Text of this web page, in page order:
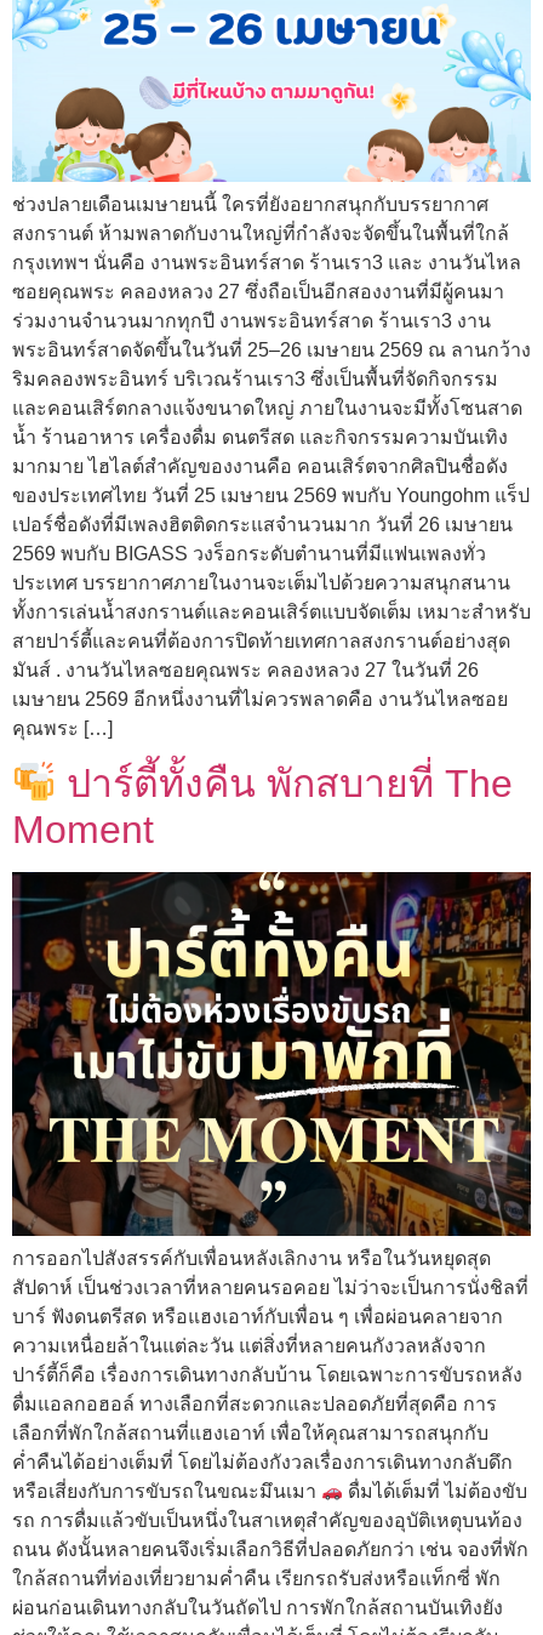
ช่วงปลายเดือนเมษายนนี้ ใครที่ยังอยากสนุกกับบรรยากาศ
สงกรานต์ ห้ามพลาดกับงานใหญ่ที่กำลังจะจัดขึ้นในพื้นที่ใกล้
กรุงเทพฯ นั่นคือ งานพระอินทร์สาด ร้านเรา3 และ งานวันไหล
ซอยคุณพระ คลองหลวง 27 ซึ่งถือเป็นอีกสองงานที่มีผู้คนมา
ร่วมงานจำนวนมากทุกปี งานพระอินทร์สาด ร้านเรา3 งาน
พระอินทร์สาดจัดขึ้นในวันที่ 25–26 เมษายน 2569 ณ ลานกว้าง
ริมคลองพระอินทร์ บริเวณร้านเรา3 ซึ่งเป็นพื้นที่จัดกิจกรรม
และคอนเสิร์ตกลางแจ้งขนาดใหญ่ ภายในงานจะมีทั้งโซนสาด
น้ำ ร้านอาหาร เครื่องดื่ม ดนตรีสด และกิจกรรมความบันเทิง
มากมาย ไฮไลต์สำคัญของงานคือ คอนเสิร์ตจากศิลปินชื่อดัง
ของประเทศไทย วันที่ 25 เมษายน 2569 พบกับ Youngohm แร็ป
เปอร์ชื่อดังที่มีเพลงฮิตติดกระแสจำนวนมาก วันที่ 26 เมษายน
2569 พบกับ BIGASS วงร็อกระดับตำนานที่มีแฟนเพลงทั่ว
ประเทศ บรรยากาศภายในงานจะเต็มไปด้วยความสนุกสนาน
ทั้งการเล่นน้ำสงกรานต์และคอนเสิร์ตแบบจัดเต็ม เหมาะสำหรับ
สายปาร์ตี้และคนที่ต้องการปิดท้ายเทศกาลสงกรานต์อย่างสุด
มันส์ . งานวันไหลซอยคุณพระ คลองหลวง 27 ในวันที่ 26
เมษายน 2569 อีกหนึ่งงานที่ไม่ควรพลาดคือ งานวันไหลซอย
คุณพระ […]
ปาร์ตี้ทั้งคืน พักสบายที่ The
Moment
การออกไปสังสรรค์กับเพื่อนหลังเลิกงาน หรือในวันหยุดสุด
สัปดาห์ เป็นช่วงเวลาที่หลายคนรอคอย ไม่ว่าจะเป็นการนั่งชิลที่
บาร์ ฟังดนตรีสด หรือแฮงเอาท์กับเพื่อน ๆ เพื่อผ่อนคลายจาก
ความเหนื่อยล้าในแต่ละวัน แต่สิ่งที่หลายคนกังวลหลังจาก
ปาร์ตี้ก็คือ เรื่องการเดินทางกลับบ้าน โดยเฉพาะการขับรถหลัง
ดื่มแอลกอฮอล์ ทางเลือกที่สะดวกและปลอดภัยที่สุดคือ การ
เลือกที่พักใกล้สถานที่แฮงเอาท์ เพื่อให้คุณสามารถสนุกกับ
ค่ำคืนได้อย่างเต็มที่ โดยไม่ต้องกังวลเรื่องการเดินทางกลับดึก
หรือเสี่ยงกับการขับรถในขณะมึนเมา
ดื่มได้เต็มที่ ไม่ต้องขับ
รถ การดื่มแล้วขับเป็นหนึ่งในสาเหตุสำคัญของอุบัติเหตุบนท้อง
ถนน ดังนั้นหลายคนจึงเริ่มเลือกวิธีที่ปลอดภัยกว่า เช่น จองที่พัก
ใกล้สถานที่ท่องเที่ยวยามค่ำคืน เรียกรถรับส่งหรือแท็กซี่ พัก
ผ่อนก่อนเดินทางกลับในวันถัดไป การพักใกล้สถานบันเทิงยัง